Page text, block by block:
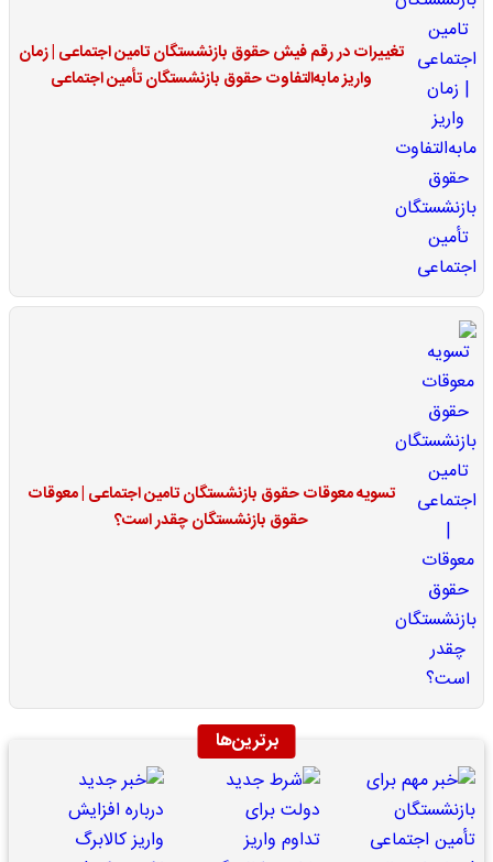
تغییرات در رقم فیش حقوق بازنشستگان تامین اجتماعی | زمان
واریز مابه‌التفاوت حقوق بازنشستگان تأمین اجتماعی
تسویه معوقات حقوق بازنشستگان تامین اجتماعی | معوقات
حقوق بازنشستگان چقدر است؟
برترین‌ها